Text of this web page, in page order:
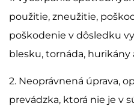
použitie, zneužitie,
poškodenie v dôsledku
blesku, tornáda, hurikány
2. Neoprávnená úprava,
prevádzka, ktorá nie je v